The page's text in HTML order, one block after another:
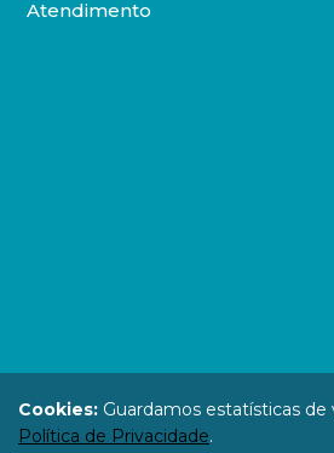
Atendimento
Cookies: Guardamos estatísticas
Política de Privacidade.